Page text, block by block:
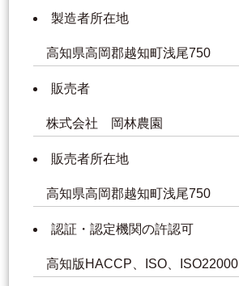
製造者所在地
高知県高岡郡越知町浅尾750
販売者
株式会社 岡林農園
販売者所在地
高知県高岡郡越知町浅尾750
認証・認定機関の許認可
高知版HACCP、ISO、ISO22000